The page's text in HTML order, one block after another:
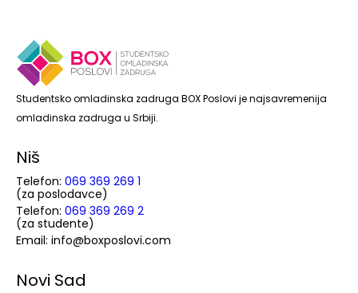
Studentsko omladinska zadruga BOX Poslovi je najsavremenija
omladinska zadruga u Srbiji.
Niš
Telefon: 069 369 269 1
(za poslodavce)
Telefon: 069 369 269 2
(za studente)
Email: info@boxposlovi.com
Novi Sad